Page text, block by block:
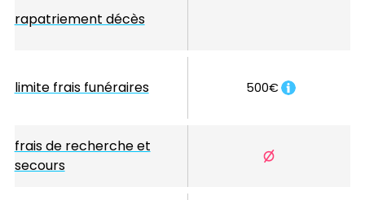
rapatriement décès
limite frais funéraires 500€
frais de recherche et
secours